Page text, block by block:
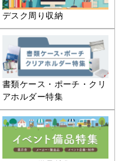
デスク周り収納
書類ケース・ポーチ・クリ
アホルダー特集